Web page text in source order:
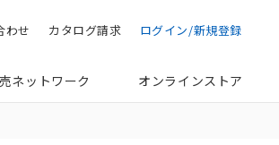
ログイン/新規登録
カタログ請求
わせ
ネットワーク オンラインストア